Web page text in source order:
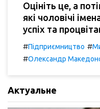
Оцініть це, а
які чоловічі
успіх та
#Підприємництво #
#Олександр
Актуальне